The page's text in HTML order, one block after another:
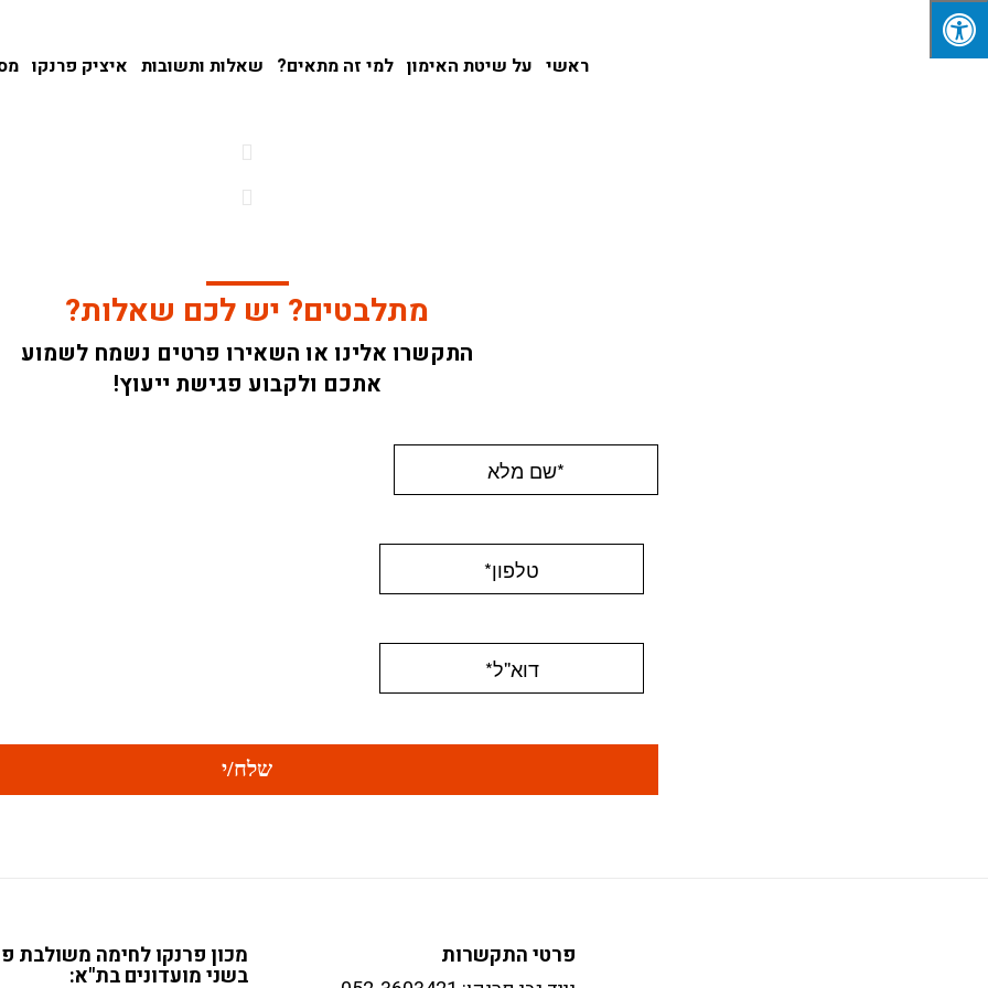
ראשי על שיטת האימון למי זה מתאים? שאלות ותשובות איציק פרנקו
מתלבטים? יש לכם שאלות?
התקשרו אלינו או השאירו פרטים נשמח לשמוע
אתכם ולקבוע פגישת ייעוץ!
פרטי התקשרות
מכון פרנקו לחימה משולבת
בשני מועדונים בת"א: